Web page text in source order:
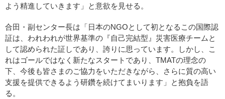
よう精進していきます」と意欲を見せる。
合田・副センター長は「日本のNGOとして初となるこの国際認
証は、われわれが世界基準の『自己完結型』災害医療チームと
して認められた証しであり、誇りに思っています。しかし、こ
れはゴールではなく新たなスタートであり、TMATの理念の
下、今後も皆さまのご協力をいただきながら、さらに質の高い
支援を提供できるよう研鑽を続けてまいります」と抱負を語
る。